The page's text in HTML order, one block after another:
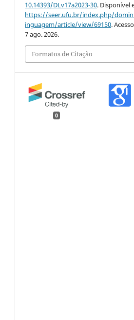
10.14393/DLv17a2023-30. Disponível
https://seer.ufu.br/index.php/
inguagem/article/view/69150.
7 ago. 2026.
Formatos de Citação
0